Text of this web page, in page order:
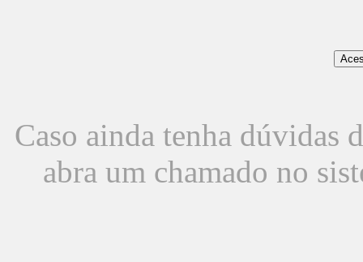
Caso ainda tenha dúvidas
abra um chamado no